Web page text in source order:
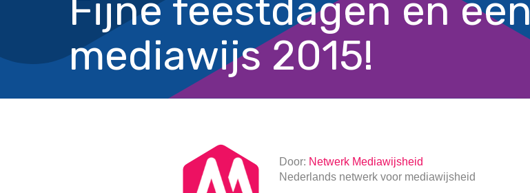
Fijne feestdagen en een
mediawijs 2015!
Door: Netwerk Mediawijsheid
Nederlands netwerk voor mediawijsheid